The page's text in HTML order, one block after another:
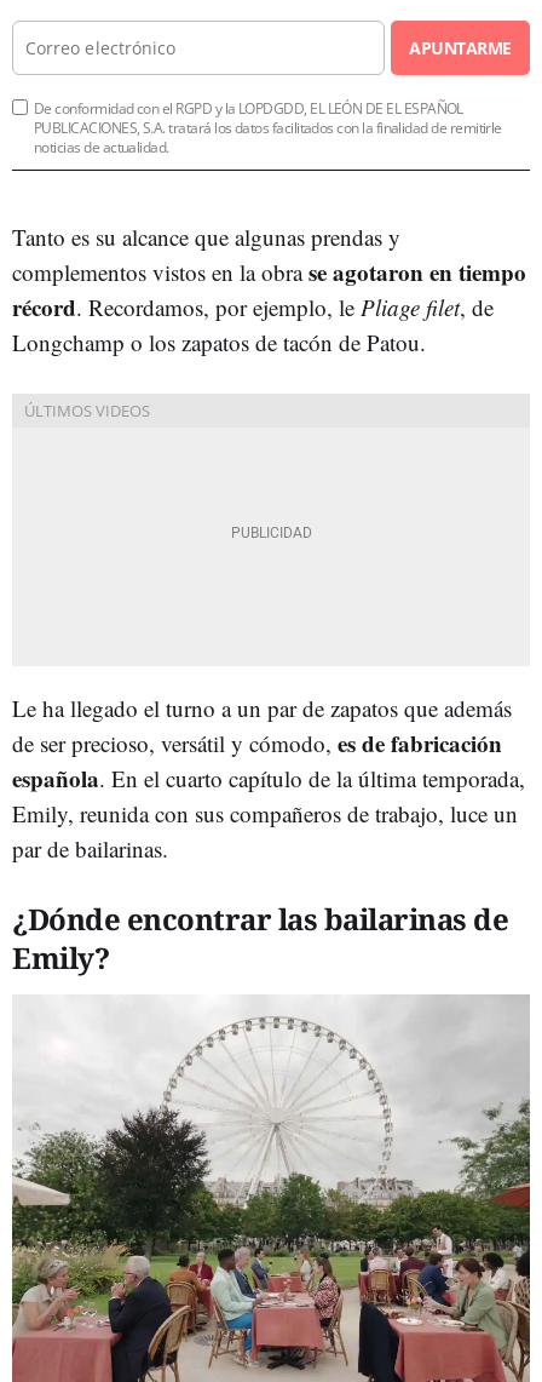
APUNTARME
De conformidad con el RGPD y la LOPDGDD, EL LEÓN DE EL ESPAÑOL
PUBLICACIONES, S.A. tratará los datos facilitados con la finalidad de remitirle
noticias de actualidad.
Tanto es su alcance que algunas prendas y
complementos vistos en la obrase agotaron en tiempo
récord. Recordamos, por ejemplo, le Pliage filet, de
Longchamp o los zapatos de tacón de Patou.
Le ha llegado el turno a un par de zapatos que además
de ser precioso, versátil y cómodo, es de fabricación
española. En el cuarto capítulo de la última temporada,
Emily, reunida con sus compañeros de trabajo, luce un
par de bailarinas.
¿Dónde encontrar las bailarinas de
Emily?